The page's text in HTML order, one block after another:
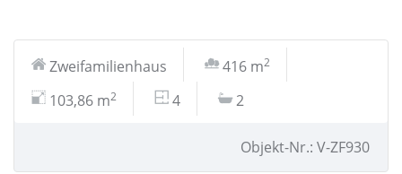
Zweifamilienhaus 416 m2
103,86 m2 4 2
Objekt-Nr.: V-ZF930